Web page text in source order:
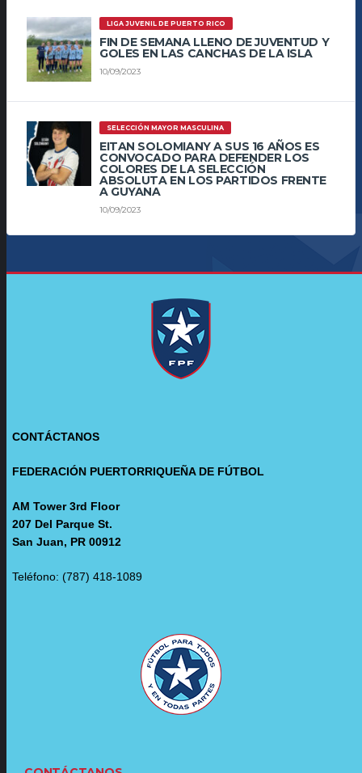
LIGA JUVENIL DE PUERTO RICO
FIN DE SEMANA LLENO DE JUVENTUD Y
GOLES EN LAS CANCHAS DE LA ISLA
10/09/2023
SELECCIÓN MAYOR MASCULINA
EITAN SOLOMIANY A SUS 16 AÑOS ES
CONVOCADO PARA DEFENDER LOS
COLORES DE LA SELECCIÓN
ABSOLUTA EN LOS PARTIDOS FRENTE
A GUYANA
10/09/2023
CONTÁCTANOS
FEDERACIÓN PUERTORRIQUEÑA DE FÚTBOL
AM Tower 3rd Floor
207 Del Parque St.
San Juan, PR 00912
Teléfono: (787) 418-1089